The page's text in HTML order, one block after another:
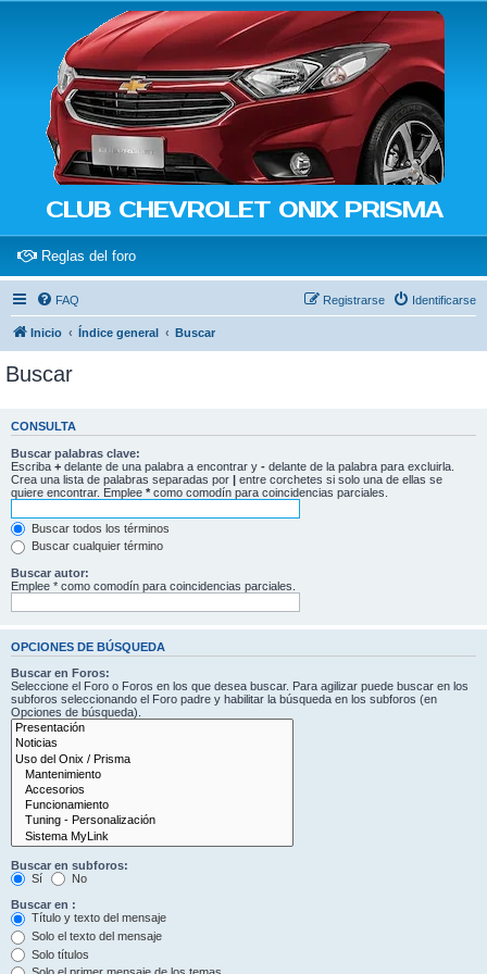
CLUB CHEVROLET ONIX PRISMA
Reglas del foro(Opens a new tab)
FAQ Identificarse
Registrarse
Inicio Índice general Buscar
Buscar
CONSULTA
Buscar palabras clave:
Escriba + delante de una palabra a encontrar y - delante de la palabra para excluirla.
Crea una lista de palabras separadas por | entre corchetes si solo una de ellas se
quiere encontrar. Emplee * como comodín para coincidencias parciales.
Buscar todos los términos
Buscar cualquier término
Buscar autor:
Emplee * como comodín para coincidencias parciales.
OPCIONES DE BÚSQUEDA
Buscar en Foros:
Seleccione el Foro o Foros en los que desea buscar. Para agilizar puede buscar en los
subforos seleccionando el Foro padre y habilitar la búsqueda en los subforos (en
Opciones de búsqueda).
Buscar en subforos:
Sí
No
Buscar en :
Título y texto del mensaje
Solo el texto del mensaje
Solo títulos